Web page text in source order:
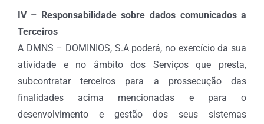
IV – Responsabilidade sobre dados comunicados a
Terceiros
A DMNS – DOMINIOS, S.A poderá, no exercício da sua
atividade e no âmbito dos Serviços que presta,
subcontratar terceiros para a prossecução das
finalidades acima mencionadas e para o
desenvolvimento e gestão dos seus sistemas